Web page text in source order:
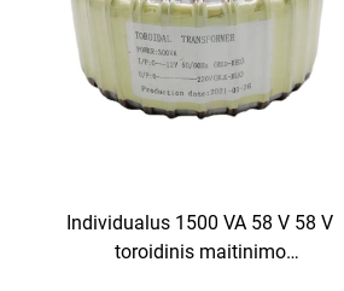
Individualus 1500 VA 58 V 58 V
toroidinis maitinimo